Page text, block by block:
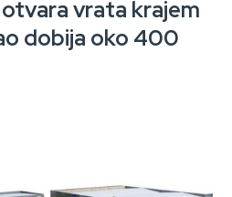
vrata krajem
dobija oko 400